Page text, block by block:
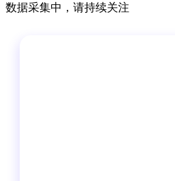
数据采集中，请持续关注